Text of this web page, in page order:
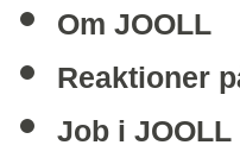
Om JOOLL
Reaktioner
Job i JOOLL